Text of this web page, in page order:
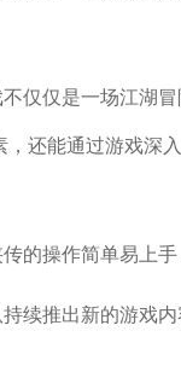
仅仅是一场江湖
还能通过游戏深
的操作简单易上
续推出新的游戏